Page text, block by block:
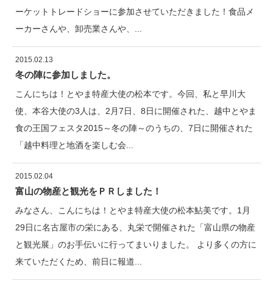
ーケットトレードショーに参加させていただきました！食品メ
ーカーさんや、卸売業さんや、...
2015.02.13
冬の陣に参加しました。
こんにちは！とやま特産大使の松本です。今回、私と早川大
使、本谷大使の3人は、2月7日、8日に開催された、越中とやま
食の王国フェスタ2015～冬の陣～のうちの、7日に開催された
「越中料理と地酒を楽しむ会...
2015.02.04
富山の物産と観光をＰＲしました！
みなさん、こんにちは！とやま特産大使の松本鮎美です。1月
29日に名古屋市の栄にある、丸栄で開催された「富山県の物産
と観光展」のお手伝いに行ってまいりました。 より多くの方に
来ていただくため、前日に報道...